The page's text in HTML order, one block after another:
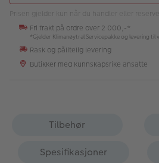
Prisen gjelder kun når du handler eller
Fri frakt på ordre over 2 000,-*
*Gjelder Klimanøytral Servicepakke og levering til
Rask og pålitelig levering
Butikker med kunnskapsrike ansatte
Tilbehør
Spesifikasjoner